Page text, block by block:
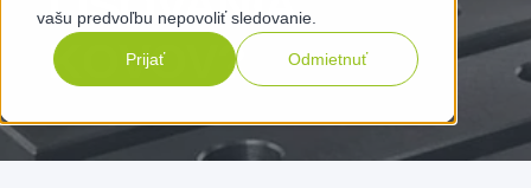
vašu predvoľbu nepovoliť sledovanie.
Prijať Odmietnuť
KOVOV?